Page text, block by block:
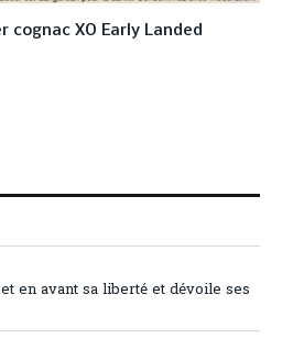
cognac XO Early Landed
en avant sa liberté et dévoile ses